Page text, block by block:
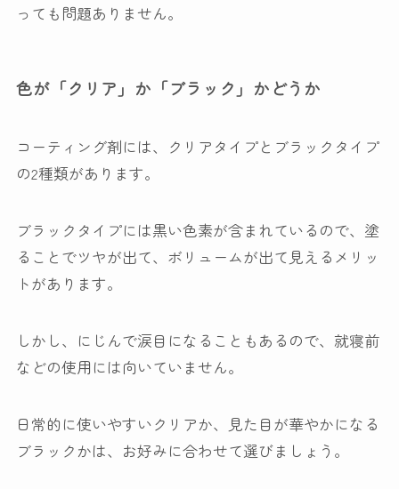
っても問題ありません。
色が「クリア」か「ブラック」かどうか
コーティング剤には、クリアタイプとブラックタイプ
の2種類があります。
ブラックタイプには黒い色素が含まれているので、塗
ることでツヤが出て、ボリュームが出て見えるメリッ
トがあります。
しかし、にじんで涙目になることもあるので、就寝前
などの使用には向いていません。
日常的に使いやすいクリアか、見た目が華やかになる
ブラックかは、お好みに合わせて選びましょう。